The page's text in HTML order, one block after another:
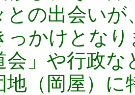
との出会い
っかけとな
会」や行政な
地（岡屋）に